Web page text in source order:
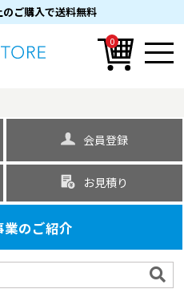
ご購入で送料無料
0
会員登録
お見積り
のご紹介